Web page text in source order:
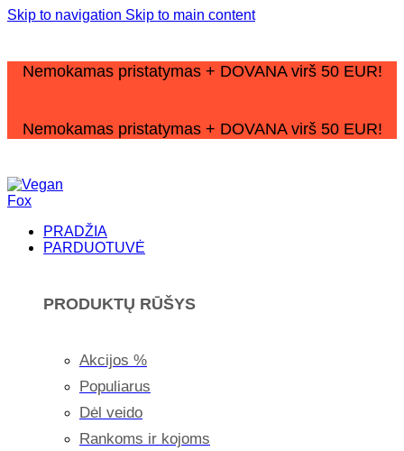
Skip to navigation Skip to main content
Nemokamas pristatymas + DOVANA virš 50 EUR!
Nemokamas pristatymas + DOVANA virš 50 EUR!
PRADŽIA
PARDUOTUVĖ
PRODUKTŲ RŪŠYS
Akcijos %
Populiarus
Dėl veido
Rankoms ir kojoms